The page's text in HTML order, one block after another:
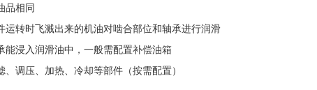
品相同
转时飞溅出来的机油对啮合部位和轴承进行润滑
浸入润滑油中，一般需配置补偿油箱
调压、加热、冷却等部件（按需配置）